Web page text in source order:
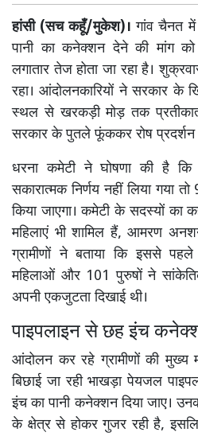
हांसी (सच कहूँ/मुकेश)। गांव चैनत
पानी का कनेक्शन देने की मांग
लगातार तेज होता जा रहा है।
रहा। आंदोलनकारियों ने सरकार के
स्थल से खरकड़ी मोड़ तक
सरकार के पुतले फूंककर रोष प्रदर्शन
धरना कमेटी ने घोषणा की है कि
सकारात्मक निर्णय नहीं लिया
किया जाएगा। कमेटी के सदस्यों का
महिलाएं भी शामिल हैं, आमरण
ग्रामीणों ने बताया कि इससे
महिलाओं और 101 पुरुषों ने
अपनी एकजुटता दिखाई थी।
पाइपलाइन से छह इंच
आंदोलन कर रहे ग्रामीणों की मुख्य
बिछाई जा रही भाखड़ा पेयजल
इंच का पानी कनेक्शन दिया जाए।
के क्षेत्र से होकर गुजर रही है,